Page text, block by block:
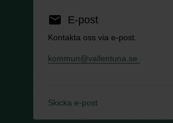
email E-post
Kontakta oss via e-post.
kommun@vallentuna.se
Skicka e-post